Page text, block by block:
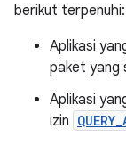
berikut terpenuhi:
Aplikasi
paket yang
Aplikasi
izin